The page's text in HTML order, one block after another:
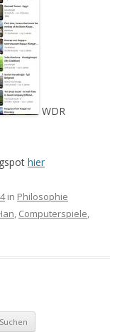
WDR
hier
in Philosophie
, Computerspiele,